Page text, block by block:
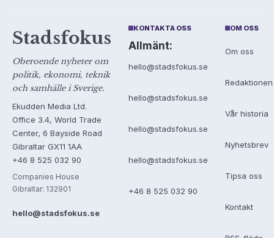
Stadsfokus
Oberoende nyheter om
politik, ekonomi, teknik
och samhälle i Sverige.
Ekudden Media Ltd.
Office 3.4, World Trade
Center, 6 Bayside Road
Gibraltar GX11 1AA
+46 8 525 032 90
Companies House
Gibraltar: 132901
hello@stadsfokus.se
KONTAKTA OSS
Allmänt:
hello@stadsfokus.se
hello@stadsfokus.se
hello@stadsfokus.se
hello@stadsfokus.se
+46 8 525 032 90
OM OSS
Om oss
Redaktionen
Vår historia
Nyhetsbrev
Tipsa oss
Kontakt